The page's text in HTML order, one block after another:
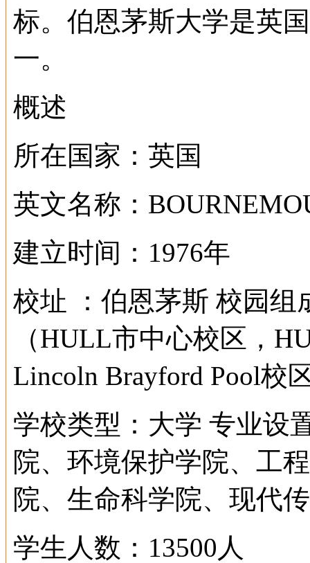
标。伯恩茅斯大学是英
一。
概述
所在国家：英国
英文名称：
建立时间：1976年
校址 ：伯恩茅斯 校园组
（HULL市中心校区，
Lincoln Brayford Pool校
学校类型：大学 专业设
院、环境保护学院、工
院、生命科学院、现代
学生人数：13500人